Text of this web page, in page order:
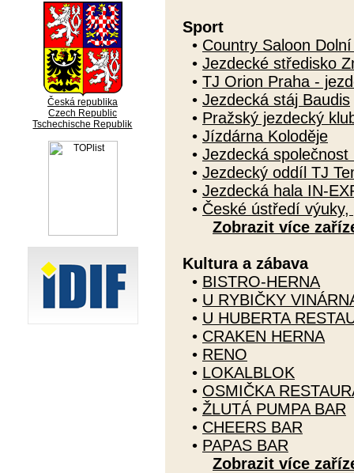
Česká republika
Czech Republic
Tschechische Republik
Sport
• Country Saloon
• Jezdecké středisko
• TJ Orion Praha -
• Jezdecká stáj Baudis
• Pražský jezdecký
• Jízdárna Koloděje
• Jezdecká společnost
• Jezdecký oddíl TJ
• Jezdecká hala IN-
• České ústředí
Zobrazit více
Kultura a zábava
• BISTRO-HERNA
• U RYBIČKY
• U HUBERTA
• CRAKEN HERNA
• RENO
• LOKALBLOK
• OSMIČKA
• ŽLUTÁ PUMPA BAR
• CHEERS BAR
• PAPAS BAR
Zobrazit více